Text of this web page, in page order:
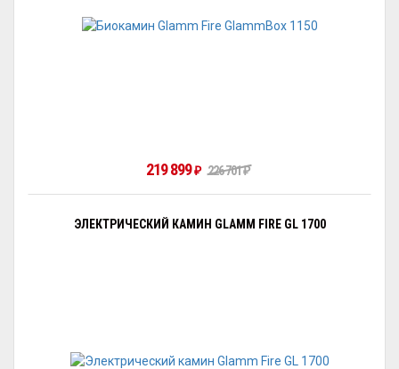
219 899₽ 226 701₽
ЭЛЕКТРИЧЕСКИЙ КАМИН GLAMM FIRE GL 1700